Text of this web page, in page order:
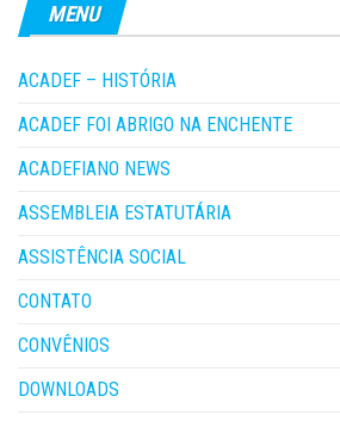
MENU
ACADEF – HISTÓRIA
ACADEF FOI ABRIGO NA ENCHENTE
ACADEFIANO NEWS
ASSEMBLEIA ESTATUTÁRIA
ASSISTÊNCIA SOCIAL
CONTATO
CONVÊNIOS
DOWNLOADS